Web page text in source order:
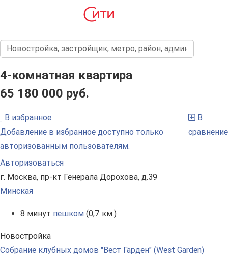
4-комнатная квартира
65 180 000 руб.
В избранное
Добавление в избранное доступно только
авторизованным пользователям.
Авторизоваться
В
сравнение
г. Москва, пр-кт Генерала Дорохова, д.39
Минская
8 минут пешком (0,7 км.)
Новостройка
Собрание клубных домов "Вест Гарден" (West Garden)